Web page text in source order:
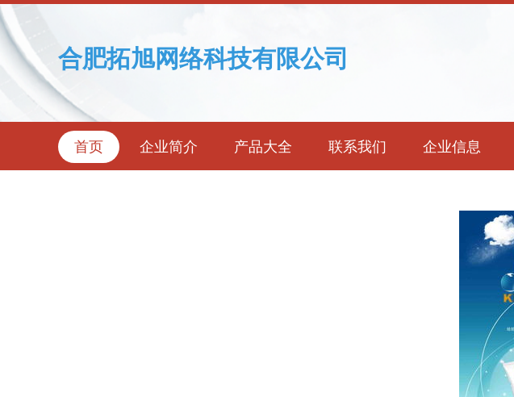
合肥拓旭网络科技有限公司
首页 企业简介 产品大全 联系我们 企业信息